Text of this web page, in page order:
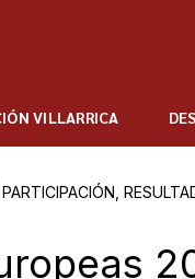
VILLARRICA